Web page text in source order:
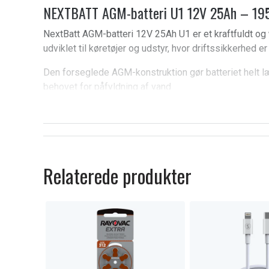
NEXTBATT AGM-batteri U1 12V 25Ah –
NextBatt AGM-batteri 12V 25Ah U1 er et kraftfuldt
udviklet til køretøjer og udstyr, hvor driftssikkerhed er
Den forseglede AGM-konstruktion gør batteriet helt
behovet for påfyldning af vand.
Pålidelig startkraft når du har mest
det bygget til at klare nordiske forhold – så du altid
Perfekt til havetraktorer, plænetraktorer og andre
stabil drift og pålidelig start hele sæsonen.
Relaterede produkter